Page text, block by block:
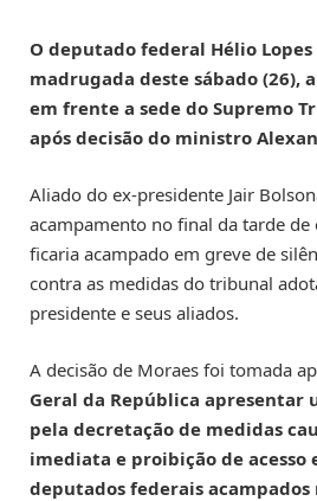
O deputado federal Hélio Lopes
madrugada deste sábado (26),
em frente a sede do Supremo
após decisão do ministro
Aliado do ex-presidente Jair
acampamento no final da tarde
ficaria acampado em greve de
contra as medidas do tribunal
presidente e seus aliados.
A decisão de Moraes foi tomada
Geral da República apresentar
pela decretação de medidas
imediata e proibição de acesso
deputados federais acampados